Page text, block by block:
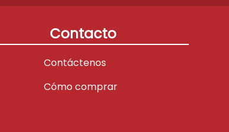
Contacto
Contáctenos
Cómo comprar